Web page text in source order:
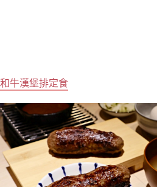
和牛漢堡排定食